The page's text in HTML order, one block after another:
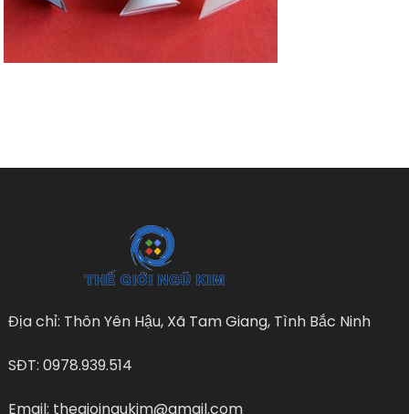
Địa chỉ: Thôn Yên Hậu, Xã Tam Giang, Tình Bắc Ninh
SĐT: 0978.939.514
Email: thegioingukim@gmail.com